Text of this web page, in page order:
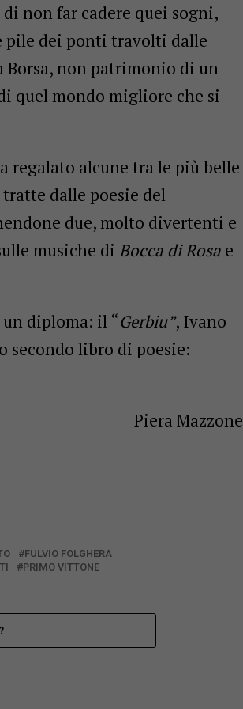
non far cadere quei sogni,
pile dei ponti travolti dalle
non patrimonio di un
quel mondo migliore che si
regalato alcune tra le più belle
dalle poesie del
due, molto divertenti e
musiche di Bocca di Rosa e
diploma: il “Gerbiu”, Ivano
secondo libro di poesie:
Piera Mazzone
FULVIO FOLGHERA
PRIMO VITTONE